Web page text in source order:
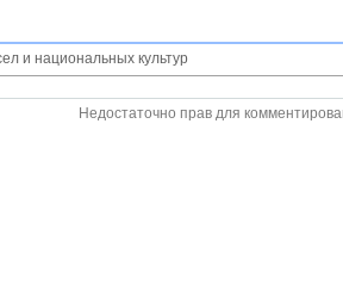
и национальных культур
Недостаточно прав для